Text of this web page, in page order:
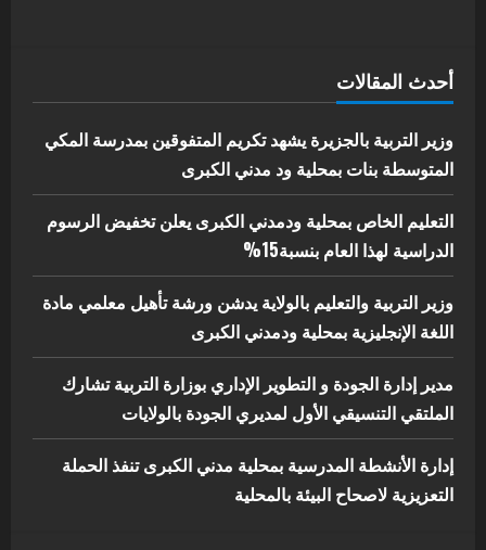
5
البيئة بالمحلية
يوليو 29, 2026
أحدث المقالات
وزير التربية بالجزيرة يشهد تكريم المتفوقين بمدرسة المكي
المتوسطة بنات بمحلية ود مدني الكبرى
التعليم الخاص بمحلية ودمدني الكبرى يعلن تخفيض الرسوم
الدراسية لهذا العام بنسبة15%
وزير التربية والتعليم بالولاية يدشن ورشة تأهيل معلمي مادة
اللغة الإنجليزية بمحلية ودمدني الكبرى
مدير إدارة الجودة و التطوير الإداري بوزارة التربية تشارك
الملتقي التنسيقي الأول لمديري الجودة بالولايات
إدارة الأنشطة المدرسية بمحلية مدني الكبرى تنفذ الحملة
التعزيزية لاصحاح البيئة بالمحلية